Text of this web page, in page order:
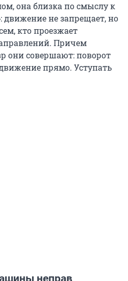
она близка по смыслу к
движение не запрещает, но
кто проезжает
Причем
они совершают: поворот
прямо. Уступать